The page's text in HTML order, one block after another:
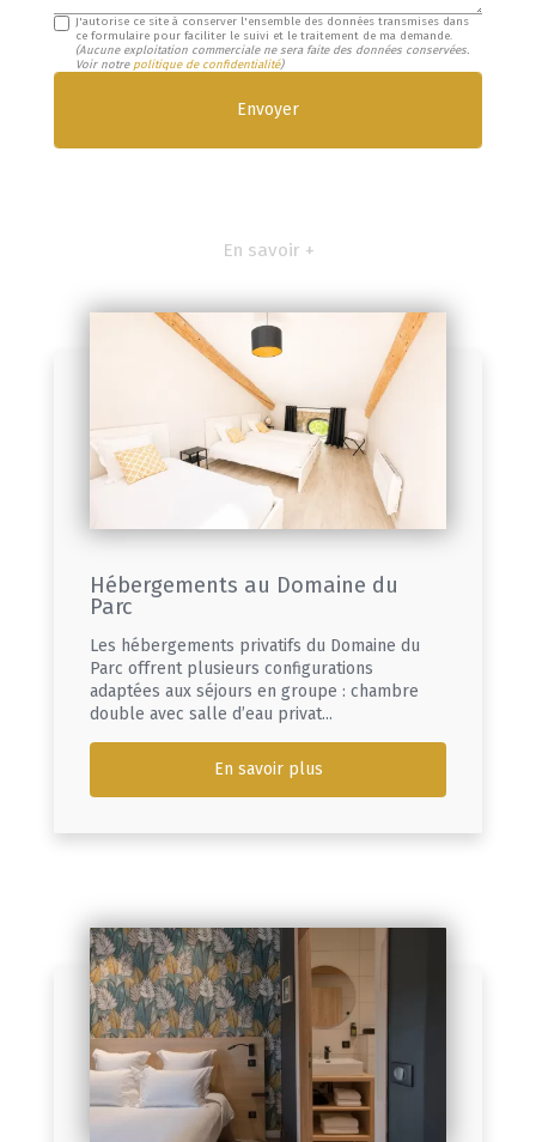
J'autorise ce site à conserver l'ensemble des données transmises dans
ce formulaire pour faciliter le suivi et le traitement de ma demande.
(Aucune exploitation commerciale ne sera faite des données conservées.
Voir notre politique de confidentialité)
En savoir +
Hébergements au Domaine du
Parc
Les hébergements privatifs du Domaine du
Parc offrent plusieurs configurations
adaptées aux séjours en groupe : chambre
double avec salle d’eau privat...
En savoir plus